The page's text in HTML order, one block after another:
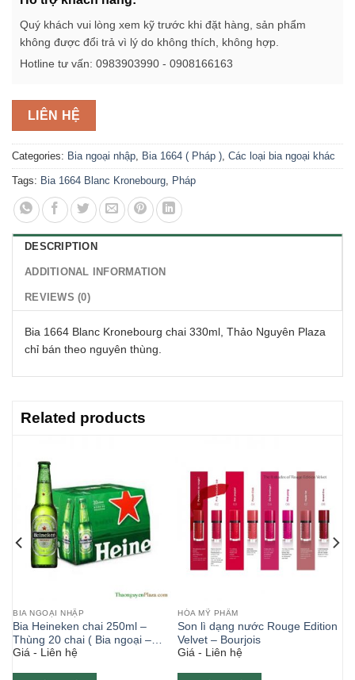
Quý khách vui lòng xem kỹ trước khi đặt hàng, sản phẩm
không được đổi trả vì lý do không thích, không hợp.
Hotline tư vấn: 0983903990 - 0908166163
LIÊN HỆ
Categories: Bia ngoại nhập Bia 1664 ( Pháp ) Các loại bia ngoại khác
Tags: Bia 1664 Blanc Kronebourg Pháp
DESCRIPTION
ADDITIONAL INFORMATION
REVIEWS (0)
Bia 1664 Blanc Kronebourg chai 330ml, Thảo Nguyên Plaza
chỉ bán theo nguyên thùng.
Related products
BIA NGOẠI NHẬP
Bia Heineken chai 250ml –
Thùng 20 chai ( Bia ngoại –
Pháp )
Giá - Liên hệ
HÓA MỸ PHẨM
Son lì dạng nước Rouge Edition
Velvet – Bourjois
Giá - Liên hệ